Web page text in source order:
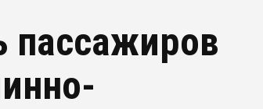
пассажиров